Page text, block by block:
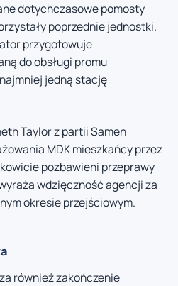
dotychczasowe pomosty
poprzednie jednostki.
przygotowuje
do obsługi promu
jedną stację
Taylor z partii Samen
MDK mieszkańcy przez
pozbawieni przeprawy
wdzięczność agencji za
okresie przejściowym.
również zakończenie